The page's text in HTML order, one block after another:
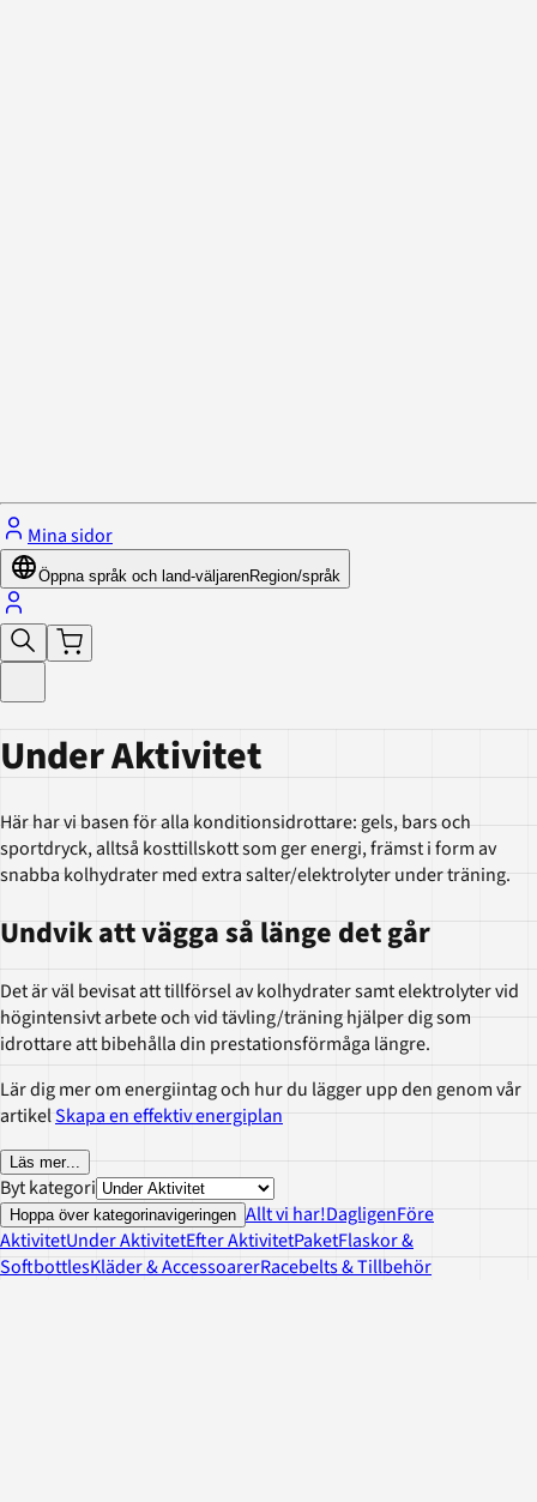
Mina sidor
Öppna språk och land-väljarenRegion/språk
Under Aktivitet
Här har vi basen för alla konditionsidrottare: gels, bars och
sportdryck, alltså kosttillskott som ger energi, främst i form av
snabba kolhydrater med extra salter/elektrolyter under träning.
Undvik att vägga så länge det går
Det är väl bevisat att tillförsel av kolhydrater samt elektrolyter vid
högintensivt arbete och vid tävling/träning hjälper dig som
idrottare att bibehålla din prestationsförmåga längre.
Lär dig mer om energiintag och hur du lägger upp den genom vår
artikelSkapa en effektiv energiplan
Läs mer...
Byt kategori
Hoppa över kategorinavigeringen Allt vi har!DagligenFöre
AktivitetUnder AktivitetEfter AktivitetPaketFlaskor &
SoftbottlesKläder & AccessoarerRacebelts & Tillbehör